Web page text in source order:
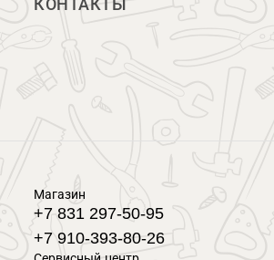
КОНТАКТЫ
Магазин
+7 831 297-50-95
+7 910-393-80-26